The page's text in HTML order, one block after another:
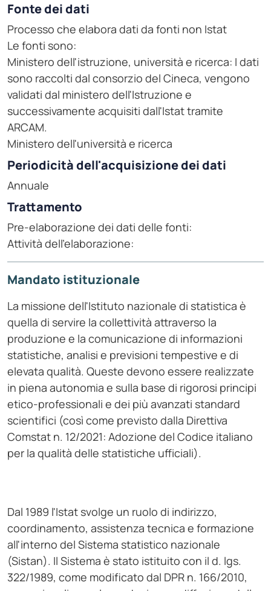
Fonte dei dati
Processo che elabora dati da fonti non Istat
Le fonti sono:
Ministero dell'istruzione, università e ricerca: I dati
sono raccolti dal consorzio del Cineca, vengono
validati dal ministero dell'Istruzione e
successivamente acquisiti dall'Istat tramite
ARCAM.
Ministero dell'università e ricerca
Periodicità dell'acquisizione dei dati
Annuale
Trattamento
Pre-elaborazione dei dati delle fonti:
Attività dell'elaborazione:
Mandato istituzionale
La missione dell'Istituto nazionale di statistica è
quella di servire la collettività attraverso la
produzione e la comunicazione di informazioni
statistiche, analisi e previsioni tempestive e di
elevata qualità. Queste devono essere realizzate
in piena autonomia e sulla base di rigorosi principi
etico-professionali e dei più avanzati standard
scientifici (così come previsto dalla Direttiva
Comstat n. 12/2021: Adozione del Codice italiano
per la qualità delle statistiche ufficiali).
Dal 1989 l'Istat svolge un ruolo di indirizzo,
coordinamento, assistenza tecnica e formazione
all'interno del Sistema statistico nazionale
(Sistan). Il Sistema è stato istituito con il d. lgs.
322/1989, come modificato dal DPR n. 166/2010,